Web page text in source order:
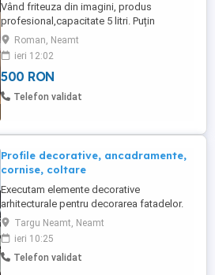
Vând friteuza din imagini, produs
profesional,capacitate 5 litri. Puțin
utilizată. Preț fix! 500 lei. Alimentare curent
electric. Ideal zona Roman, Neamț. Sunați
Roman, Neamt
ieri 12:02
500 RON
Telefon validat
Profile decorative, ancadramente,
cornise, coltare
Executam elemente decorative
arhitecturale pentru decorarea fatadelor.
Sunt realizate din polistiren expandat și
acoperite cu un amestec mineral pentru a
le conferi rezistență. Producem
următoarele categorii de profile: -
Targu Neamt, Neamt
ieri 10:25
Telefon validat